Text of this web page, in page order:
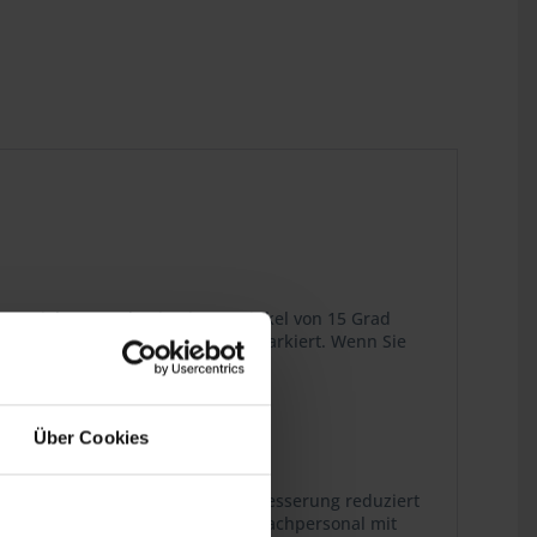
Über Cookies
wurden in einem Winkel von 15 Grad
auf dem Abtriebswellenrad markiert. Wenn Sie
prüfen.
Diese Verbesserung reduziert
Der Einbau sollte nur von Fachpersonal mit